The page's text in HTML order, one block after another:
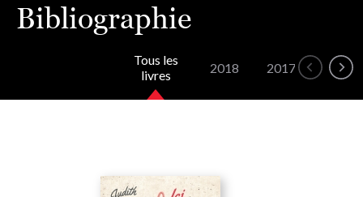
Bibliographie
Tous les
livres
2018 2017 2016